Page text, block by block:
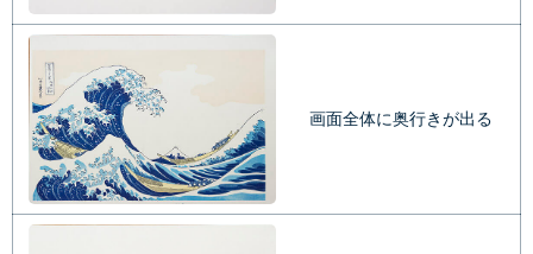
画面全体に奥行きが出る